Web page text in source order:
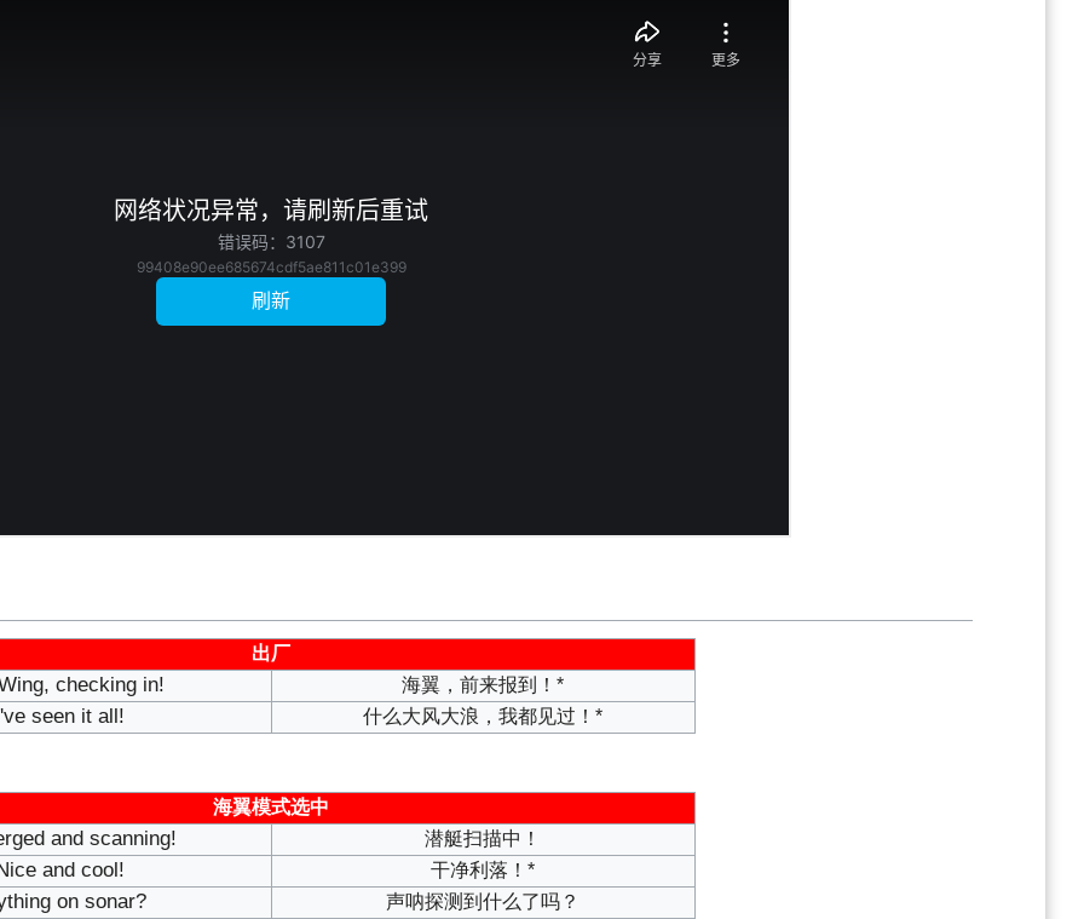
出厂
checking in! 海翼，前来报到！*
seen it all! 什么大风大浪，我都见过！*
海翼模式选中
and scanning! 潜艇扫描中！
and cool! 干净利落！*
on sonar? 声呐探测到什么了吗？